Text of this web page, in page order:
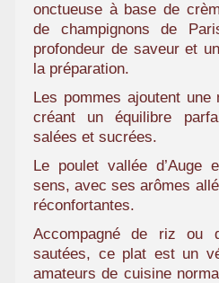
onctueuse à base de
de champignons de
profondeur de saveur et
la préparation.
Les pommes ajoutent
créant un équilibre
salées et sucrées.
Le poulet vallée d’Auge
sens, avec ses arômes
réconfortantes.
Accompagné de riz ou
sautées, ce plat est un
amateurs de cuisine